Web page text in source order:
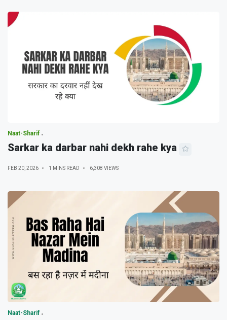
Naat-Sharif
Sarkar ka darbar nahi dekh rahe kya
FEB 20, 2026 1 MINS READ 6,308 VIEWS
Naat-Sharif